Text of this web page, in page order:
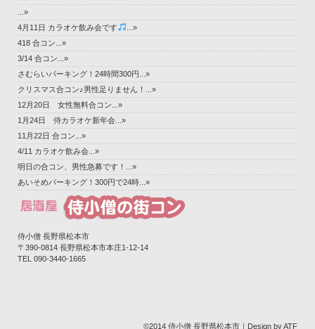
...»
4月11日 カラオケ飲み会です
...»
418 合コン...»
3/14 合コン...»
さむらいパーキング！24時間300円...»
クリスマス合コン♪男性足りません！...»
12月20日 女性無料合コン...»
1月24日 侍カラオケ新年会...»
11月22日 合コン...»
4/11 カラオケ飲み会...»
明日の合コン、男性急募です！...»
あいそめパーキング！300円で24時...»
侍小僧 長野県松本市
〒390-0814 長野県松本市本庄1-12-14‎
TEL 090-3440-1665
©2014 侍小僧 長野県松本市｜Design by ATF